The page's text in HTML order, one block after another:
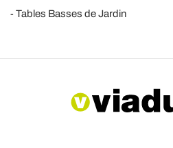
Tables Basses de Jardin